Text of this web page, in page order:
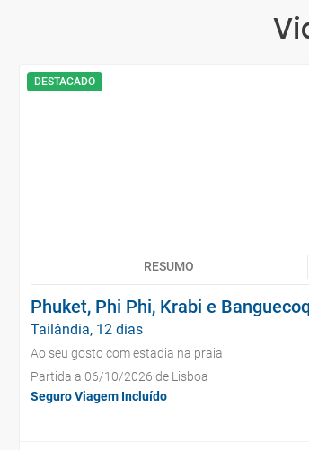
DESTACADO
RESUMO
Phuket, Phi Phi, Krabi e
Tailândia, 12 dias
Ao seu gosto com estadia na praia
Partida a 06/10/2026 de Lisboa
Seguro Viagem Incluído